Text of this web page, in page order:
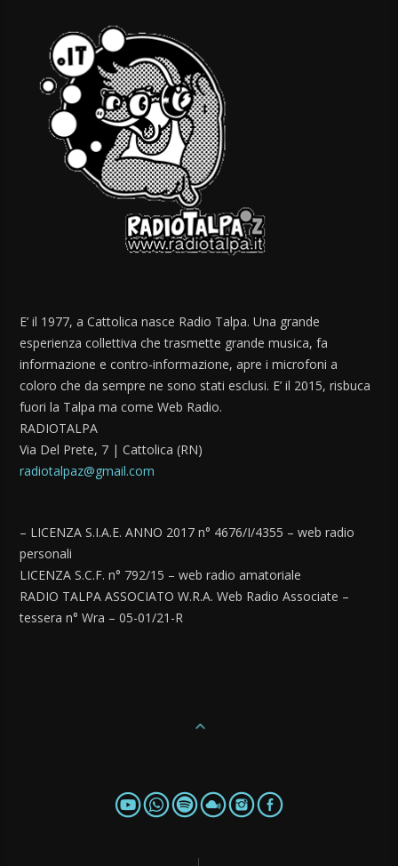
E’ il 1977, a Cattolica nasce Radio Talpa. Una grande
esperienza collettiva che trasmette grande musica, fa
informazione e contro-informazione, apre i microfoni a
coloro che da sempre ne sono stati esclusi. E’ il 2015, risbuca
fuori la Talpa ma come Web Radio.
RADIOTALPA
Via Del Prete, 7 | Cattolica (RN)
radiotalpaz@gmail.com
– LICENZA S.I.A.E. ANNO 2017 n° 4676/I/4355 – web radio
personali
LICENZA S.C.F. n° 792/15 – web radio amatoriale
RADIO TALPA ASSOCIATO W.R.A. Web Radio Associate –
tessera n° Wra – 05-01/21-R